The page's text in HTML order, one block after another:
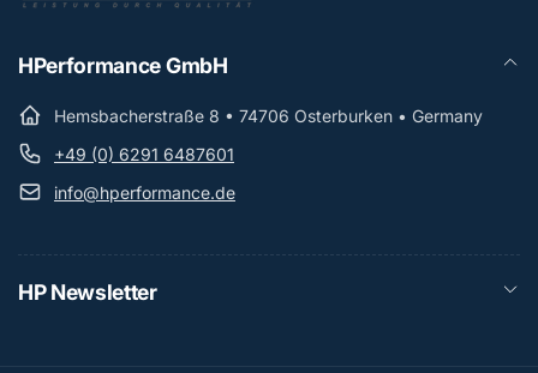
HPerformance GmbH
Hemsbacherstraße 8 • 74706 Osterburken • Germany
+49 (0) 6291 6487601
info@hperformance.de
HP Newsletter